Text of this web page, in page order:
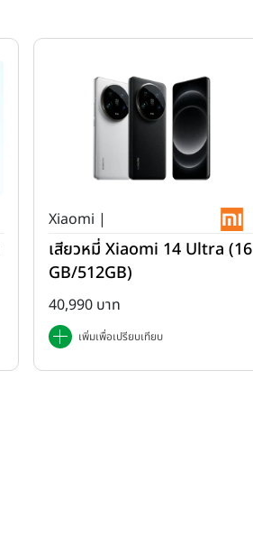
Xiaomi |
เสียวหมี่ Xiaomi 14 Ultra (16
GB/512GB)
40,990 บาท
เพิ่มเพื่อเปรียบเทียบ